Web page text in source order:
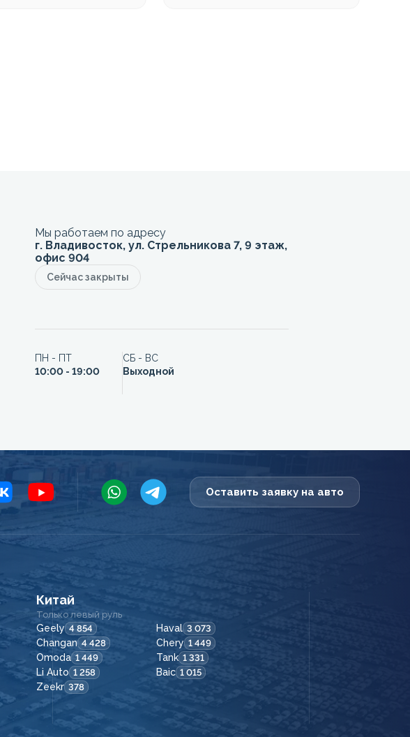
Мы работаем по адресу
г. Владивосток, ул. Стрельникова 7, 9 этаж,
офис 904
Сейчас закрыты
ПН - ПТ
10:00 - 19:00
СБ - ВС
Выходной
Оставить заявку на авто
Китай
Только левый руль
Geely 4 854 Haval 3 073
Changan 4 428 Chery 1 449
Omoda 1 449 Tank 1 331
Li Auto 1 258 Baic 1 015
Zeekr 378